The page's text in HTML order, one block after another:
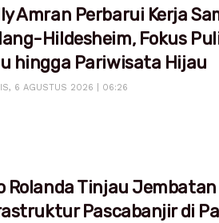
Amran Perbarui Kerja
Hildesheim, Fokus
hingga Pariwisata Hijau
6 AGUSTUS 2026 | 06:26
Rolanda Tinjau
Pascabanjir di